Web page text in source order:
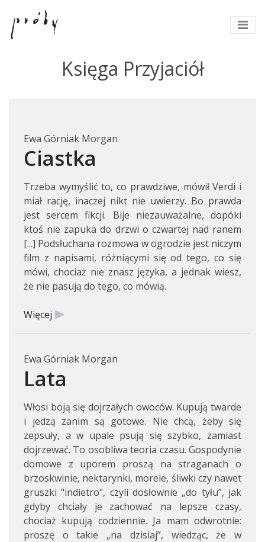
Księga Przyjaciół
Ewa Górniak Morgan
Ciastka
Trzeba wymyślić to, co prawdziwe, mówił Verdi i
miał rację, inaczej nikt nie uwierzy. Bo prawda
jest sercem fikcji. Bije niezauważalne, dopóki
ktoś nie zapuka do drzwi o czwartej nad ranem
[...] Podsłuchana rozmowa w ogrodzie jest niczym
film z napisami, różniącymi się od tego, co się
mówi, chociaż nie znasz języka, a jednak wiesz,
że nie pasują do tego, co mówią.
Więcej
Ewa Górniak Morgan
Lata
Włosi boją się dojrzałych owoców. Kupują twarde
i jedzą zanim są gotowe. Nie chcą, żeby się
zepsuły, a w upale psują się szybko, zamiast
dojrzewać. To osobliwa teoria czasu. Gospodynie
domowe z uporem proszą na straganach o
brzoskwinie, nektarynki, morele, śliwki czy nawet
gruszki "indietro", czyli dosłownie „do tyłu”, jak
gdyby chciały je zachować na lepsze czasy,
chociaż kupują codziennie. Ja mam odwrotnie:
proszę o takie „na dzisiaj”, wiedząc, że w